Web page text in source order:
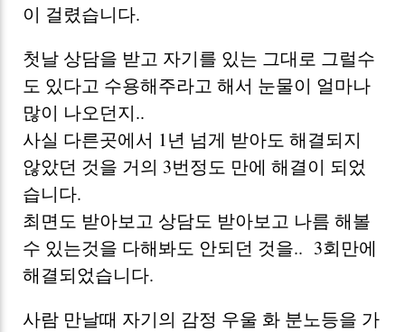
이 걸렸습니다.
첫날 상담을 받고 자기를 있는 그대로 그럴수
도 있다고 수용해주라고 해서 눈물이 얼마나
많이 나오던지..
사실 다른곳에서 1년 넘게 받아도 해결되지
않았던 것을 거의 3번정도 만에 해결이 되었
습니다.
최면도 받아보고 상담도 받아보고 나름 해볼
수 있는것을 다해봐도 안되던 것을.. 3회만에
해결되었습니다.
사람 만날때 자기의 감정 우울 화 분노등을 가